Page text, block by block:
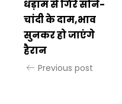
धड़ाम से गिरे सोने-
चांदी के दाम,भाव
सुनकर हो जाएंगे
हैरान
Previous post